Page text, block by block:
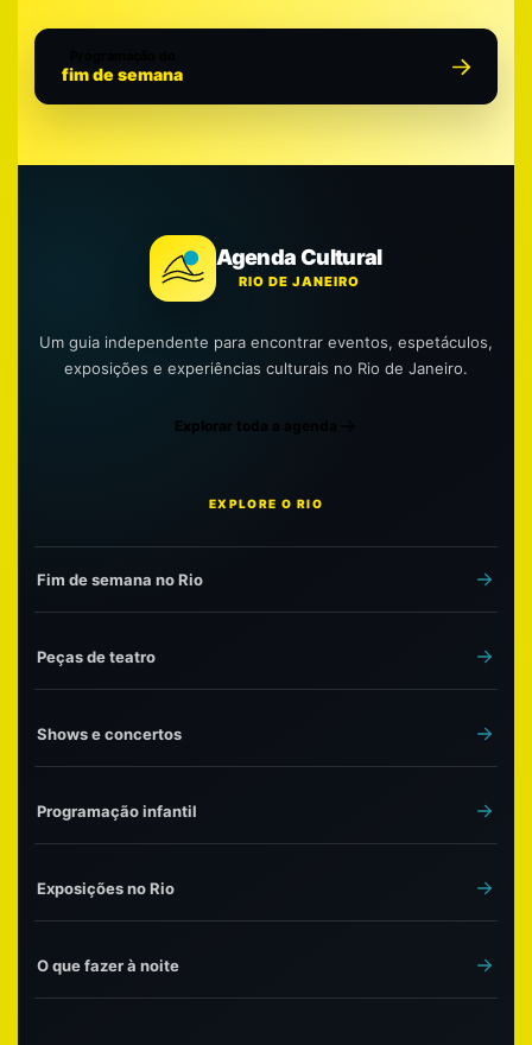
fim de semana
Agenda Cultural
RIO DE JANEIRO
Um guia independente para encontrar eventos, espetáculos,
exposições e experiências culturais no Rio de Janeiro.
Explorar toda a agenda
EXPLORE O RIO
Fim de semana no Rio
Peças de teatro
Shows e concertos
Programação infantil
Exposições no Rio
O que fazer à noite